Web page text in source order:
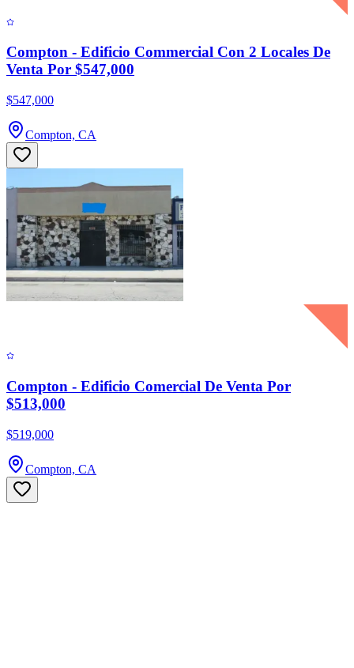
Compton - Edificio Commercial Con 2 Locales De
Venta Por $547,000
$547,000
Compton, CA
Compton - Edificio Comercial De Venta Por
$513,000
$519,000
Compton, CA